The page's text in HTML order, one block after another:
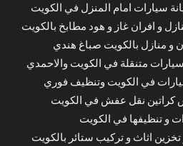
سيارات امام المنزل في الكويت
و افران غاز و هود مطابخ بالكويت
و منازل بالكويت صباغ هندي
متنقلة في الكويت والاحمدي
في الكويت وتنظيف فوري
نقل عفش في الكويت
و تنظيفها في الكويت
اثاث و تركيب ستائر بالكويت